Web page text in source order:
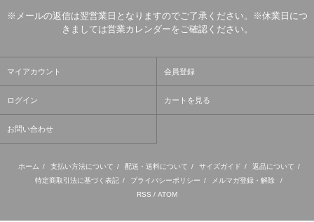
※メールの返信は翌営業日となりますのでご了承ください。※休業日につ
きましては営業カレンダーをご確認ください。
マイアカウント 会員登録
ログイン カートを見る
お問い合わせ
ホーム / 支払い方法について / 配送・送料について / サイズガイド / 返品について /
特定商取引法に基づく表記 / プライバシーポリシー / メルマガ登録・解除
/
RSS / ATOM